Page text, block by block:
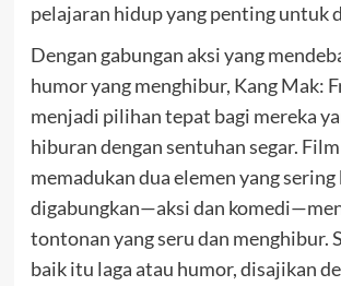
pelajaran hidup yang penting untuk
Dengan gabungan aksi yang
humor yang menghibur, Kang Mak:
menjadi pilihan tepat bagi mereka
hiburan dengan sentuhan segar.
memadukan dua elemen yang
digabungkan—aksi dan
tontonan yang seru dan menghibur.
baik itu laga atau humor, disajikan